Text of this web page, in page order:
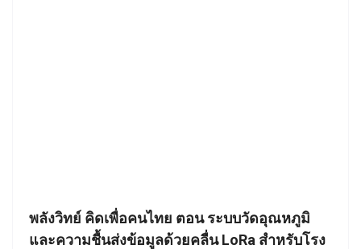
พลังวิทย์ คิดเพื่อคนไทย ตอน ระบบวัดอุณหภูมิ
และความชื้นส่งข้อมูลด้วยคลื่น LoRa สำหรับโรง